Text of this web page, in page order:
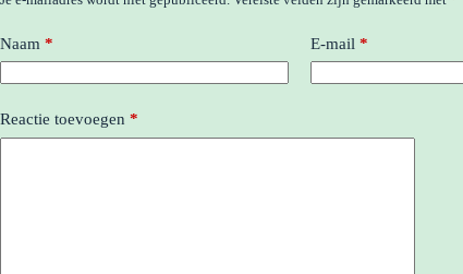
Naam * E-mail *
Reactie toevoegen *